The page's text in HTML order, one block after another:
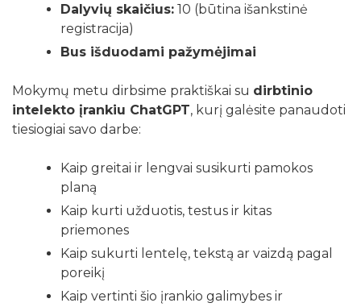
Dalyvių skaičius: 10 (būtina išankstinė
registracija)
Bus išduodami pažymėjimai
Mokymų metu dirbsime praktiškai su dirbtinio
intelekto įrankiu ChatGPT, kurį galėsite panaudoti
tiesiogiai savo darbe:
Kaip greitai ir lengvai susikurti pamokos
planą
Kaip kurti užduotis, testus ir kitas
priemones
Kaip sukurti lentelę, tekstą ar vaizdą pagal
poreikį
Kaip vertinti šio įrankio galimybes ir